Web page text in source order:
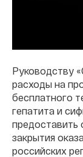
Руководству
расходы на
бесплатного
гепатита и
предоставить
закрытия
российских